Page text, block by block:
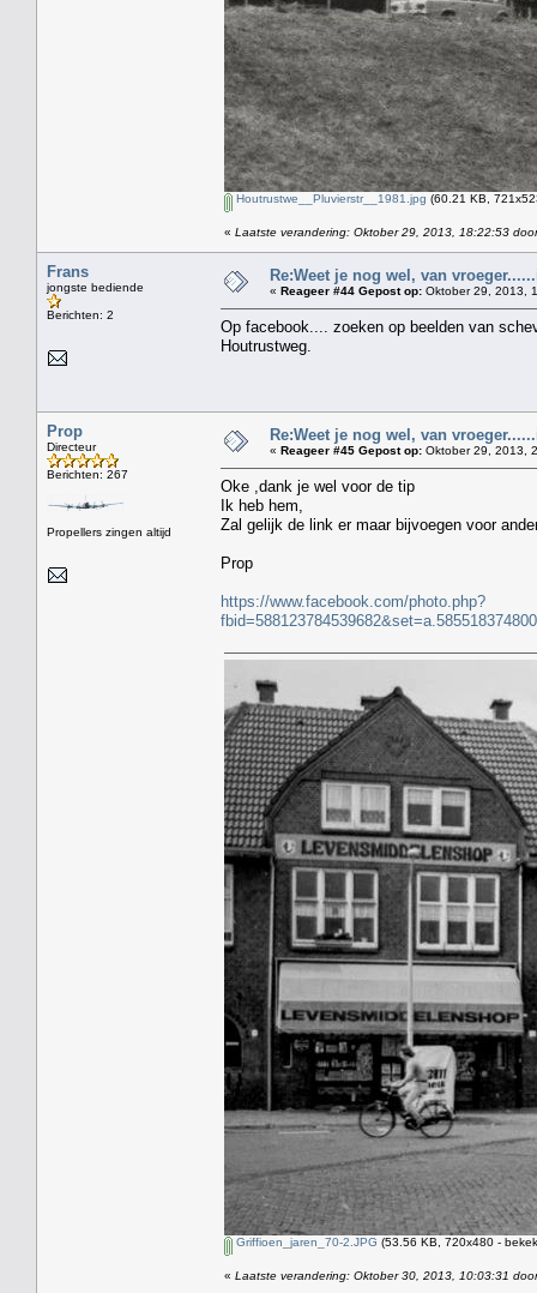
Houtrustwe__Pluvierstr__1981.jpg (60.21 KB,
« Laatste verandering: Oktober 29, 2013, 18:22:53
Frans
jongste bediende
Berichten: 2
Re:Weet je nog wel, van
« Reageer #44 Gepost op: Oktober 29, 2013,
Op facebook.... zoeken op beelden van
Houtrustweg.
Prop
Directeur
Berichten: 267
Propellers zingen altijd
Re:Weet je nog wel, van
« Reageer #45 Gepost op: Oktober 29, 2013,
Oke ,dank je wel voor de tip
Ik heb hem,
Zal gelijk de link er maar bijvoegen voor
Prop
https://www.facebook.com/photo.php?
Griffioen_jaren_70-2.JPG (53.56 KB, 720x480 -
« Laatste verandering: Oktober 30, 2013, 10:03:31